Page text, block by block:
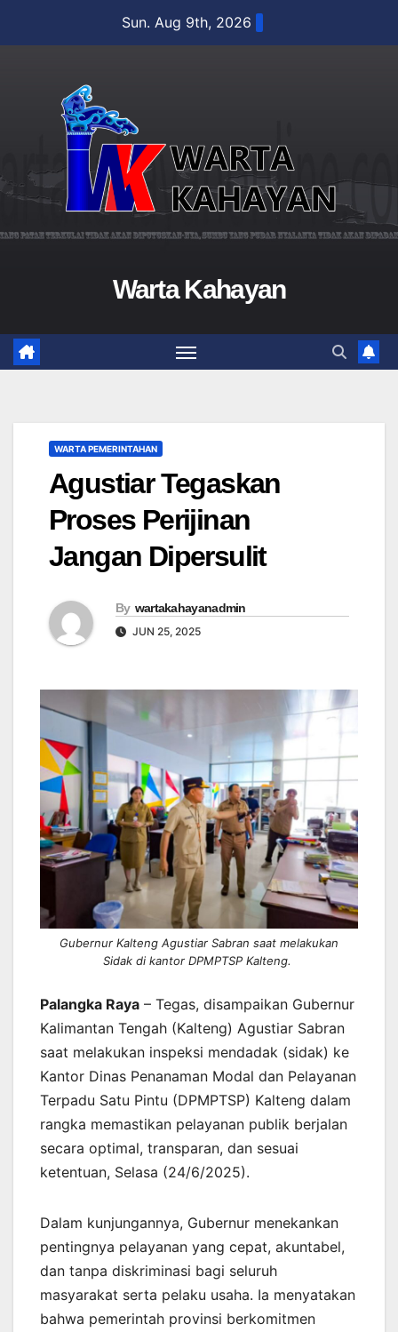
Sun. Aug 9th, 2026
Warta Kahayan
WARTA PEMERINTAHAN
Agustiar Tegaskan
Proses Perijinan
Jangan Dipersulit
By wartakahayanadmin
JUN 25, 2025
Gubernur Kalteng Agustiar Sabran saat melakukan
Sidak di kantor DPMPTSP Kalteng.
Palangka Raya – Tegas, disampaikan Gubernur
Kalimantan Tengah (Kalteng) Agustiar Sabran
saat melakukan inspeksi mendadak (sidak) ke
Kantor Dinas Penanaman Modal dan Pelayanan
Terpadu Satu Pintu (DPMPTSP) Kalteng dalam
rangka memastikan pelayanan publik berjalan
secara optimal, transparan, dan sesuai
ketentuan, Selasa (24/6/2025).
Dalam kunjungannya, Gubernur menekankan
pentingnya pelayanan yang cepat, akuntabel,
dan tanpa diskriminasi bagi seluruh
masyarakat serta pelaku usaha. Ia menyatakan
bahwa pemerintah provinsi berkomitmen